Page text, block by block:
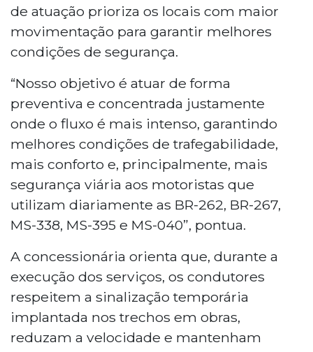
de atuação prioriza os locais com maior
movimentação para garantir melhores
condições de segurança.
“Nosso objetivo é atuar de forma
preventiva e concentrada justamente
onde o fluxo é mais intenso, garantindo
melhores condições de trafegabilidade,
mais conforto e, principalmente, mais
segurança viária aos motoristas que
utilizam diariamente as BR-262, BR-267,
MS-338, MS-395 e MS-040”, pontua.
A concessionária orienta que, durante a
execução dos serviços, os condutores
respeitem a sinalização temporária
implantada nos trechos em obras,
reduzam a velocidade e mantenham